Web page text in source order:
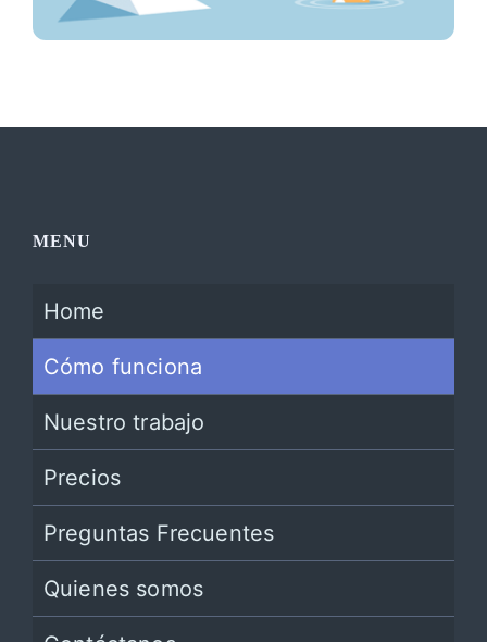
MENU
Home
Cómo funciona
Nuestro trabajo
Precios
Preguntas Frecuentes
Quienes somos